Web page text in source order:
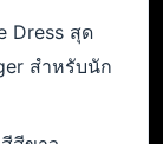
Dress สุด
สำหรับนัก